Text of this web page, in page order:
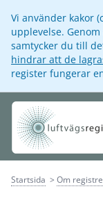
Vi använder kakor
upplevelse.
samtycker du till
hindrar att de
register fungerar
Startsida Om